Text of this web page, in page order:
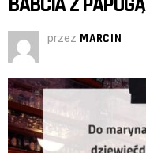
przez MARCIN